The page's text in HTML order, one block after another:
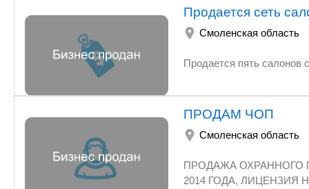
для слива из ж/д цистерн и бензовозов. • Система улучшения показателей топлива "ДИТО". •
Бетонное ограждение нефтебазы. •
Продается сеть
Смоленская область
ПРОДАМ ЧОП
Смоленская область
ПРОДАЖА ОХРАННОГО
2014 ГОДА,